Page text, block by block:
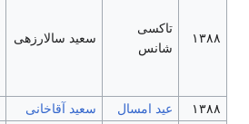
۱۳۸۸
تاکسی
شانس
سعید سالارزهی
۱۳۸۸ عید امسال سعید آقاخانی